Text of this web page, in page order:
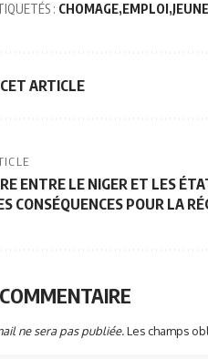
: CHOMAGE EMPLOI
ARTICLE
ENTRE LE NIGER ET LES
CONSÉQUENCES POUR LA
ne sera pas publiée.Les champs